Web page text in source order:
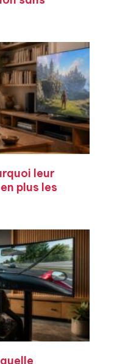
leur
plus les